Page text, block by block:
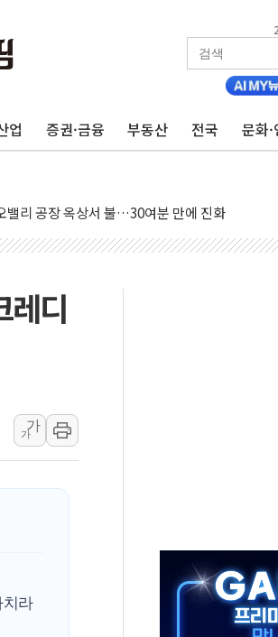
업 증권·금융 부동산 전국 문화
자 보호단체, 경찰수사개혁위에 보완수사권 폐지
탄도미사일 공격에 속수무책… 패트리엇 미사일
'양평' 원희룡 2차 조사…'당정대 회의' 한동훈·방
기상 '입추'에 폭염 절정…서울 한낮 39도
주, '盧 수사' 악연으로 형사사법 틀 바꿔…국민
, 2분기 영업익 260억원…전년 比 21.2%↑
해상으로 미상 발사체 발사
, 국내 최초 상반기 영업이익 2조 돌파
서 '쾅'…대전 중구서 시내버스 등 3중 추돌·1명 부
"세제개편안 기본방향 공감...현장 목소리 반영되
레디
가
가
라